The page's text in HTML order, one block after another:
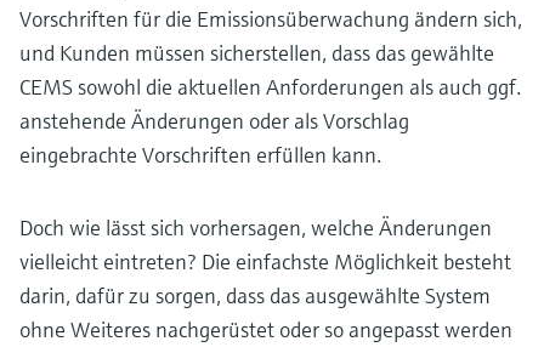
Vorschriften für die Emissionsüberwachung ändern sich,
und Kunden müssen sicherstellen, dass das gewählte
CEMS sowohl die aktuellen Anforderungen als auch ggf.
anstehende Änderungen oder als Vorschlag
eingebrachte Vorschriften erfüllen kann.
Doch wie lässt sich vorhersagen, welche Änderungen
vielleicht eintreten? Die einfachste Möglichkeit besteht
darin, dafür zu sorgen, dass das ausgewählte System
ohne Weiteres nachgerüstet oder so angepasst werden